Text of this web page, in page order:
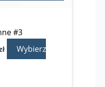
#3
Wybierz